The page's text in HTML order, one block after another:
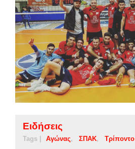
Ειδήσεις
Tags | Αγώνας ΣΠΑΚ Τρίποντο